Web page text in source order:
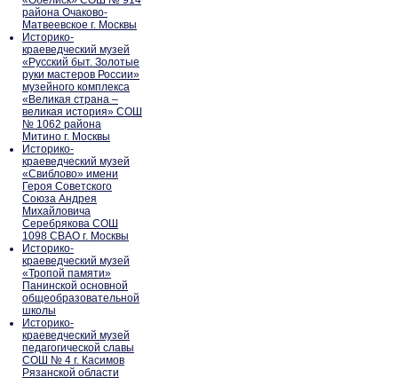
района Очаково-
Матвеевское г. Москвы
Историко-
краеведческий музей
«Русский быт. Золотые
руки мастеров России»
музейного комплекса
«Великая страна –
великая история» СОШ
№ 1062 района
Митино г. Москвы
Историко-
краеведческий музей
«Свиблово» имени
Героя Советского
Союза Андрея
Михайловича
Серебрякова СОШ
1098 СВАО г. Москвы
Историко-
краеведческий музей
«Тропой памяти»
Панинской основной
общеобразовательной
школы
Историко-
краеведческий музей
педагогической славы
СОШ № 4 г. Касимов
Рязанской области